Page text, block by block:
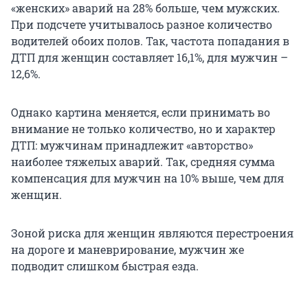
«женских» аварий на 28% больше, чем мужских.
При подсчете учитывалось разное количество
водителей обоих полов. Так, частота попадания в
ДТП для женщин составляет 16,1%, для мужчин –
12,6%.
Однако картина меняется, если принимать во
внимание не только количество, но и характер
ДТП: мужчинам принадлежит «авторство»
наиболее тяжелых аварий. Так, средняя сумма
компенсация для мужчин на 10% выше, чем для
женщин.
Зоной риска для женщин являются перестроения
на дороге и маневрирование, мужчин же
подводит слишком быстрая езда.